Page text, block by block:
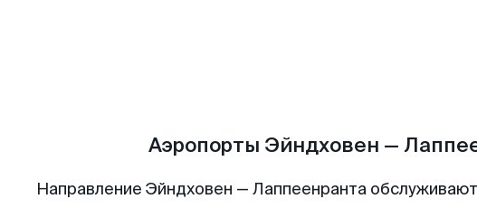
Аэропорты Эйндховен —
Направление Эйндховен — Лаппеенранта